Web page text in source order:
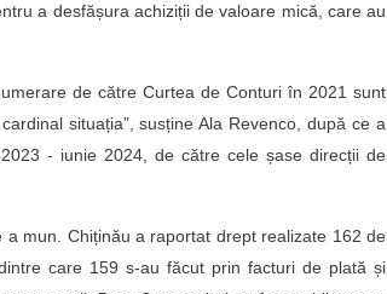
a desfășura achiziții de valoare mică, care au
de către Curtea de Conturi în 2021 sunt
situația”, susține Ala Revenco, după ce a
- iunie 2024, de către cele șase direcții de
mun. Chiținău a raportat drept realizate 162 de
care 159 s-au făcut prin facturi de plată și